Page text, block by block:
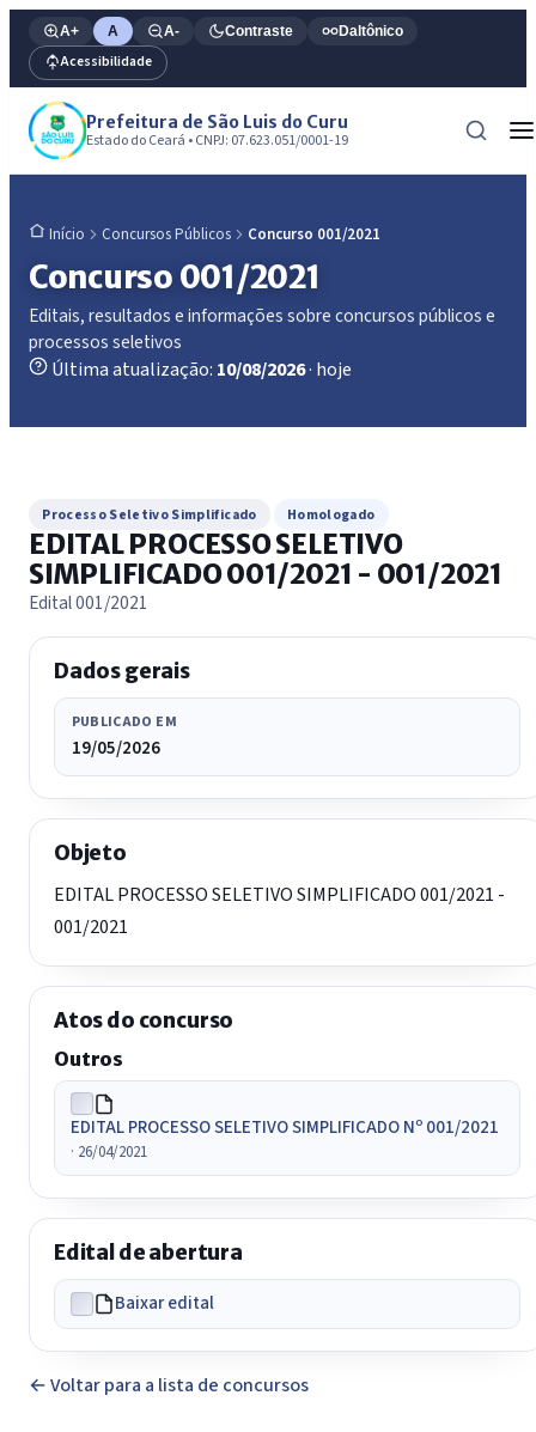
A+ A A- Contraste Daltônico
Acessibilidade
Prefeitura de São Luis do Curu
Estado do Ceará • CNPJ: 07.623.051/0001-19
Início Concursos Públicos Concurso 001/2021
Concurso 001/2021
Editais, resultados e informações sobre concursos públicos e
processos seletivos
Última atualização: 10/08/2026· hoje
Processo Seletivo Simplificado Homologado
EDITAL PROCESSO SELETIVO
SIMPLIFICADO 001/2021 - 001/2021
Edital 001/2021
Dados gerais
PUBLICADO EM
19/05/2026
Objeto
EDITAL PROCESSO SELETIVO SIMPLIFICADO 001/2021 -
001/2021
Atos do concurso
Outros
EDITAL PROCESSO SELETIVO SIMPLIFICADO Nº 001/2021
· 26/04/2021
Edital de abertura
Baixar edital
← Voltar para a lista de concursos